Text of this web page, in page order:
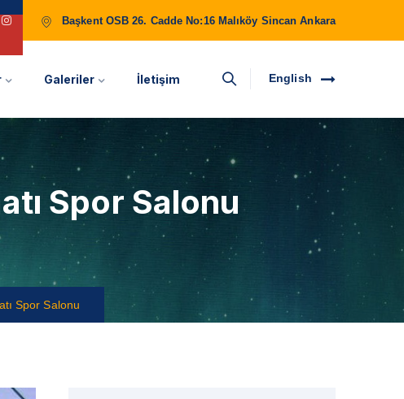
Başkent OSB 26. Cadde No:16 Malıköy Sincan Ankara
Galeriler İletişim English
Spor Salonu
Spor Salonu